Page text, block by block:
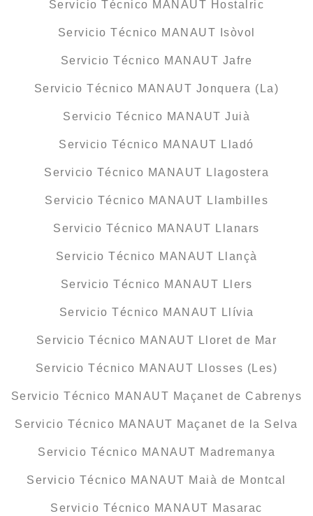
Servicio Técnico MANAUT Hostalric
Servicio Técnico MANAUT Isòvol
Servicio Técnico MANAUT Jafre
Servicio Técnico MANAUT Jonquera (La)
Servicio Técnico MANAUT Juià
Servicio Técnico MANAUT Lladó
Servicio Técnico MANAUT Llagostera
Servicio Técnico MANAUT Llambilles
Servicio Técnico MANAUT Llanars
Servicio Técnico MANAUT Llançà
Servicio Técnico MANAUT Llers
Servicio Técnico MANAUT Llívia
Servicio Técnico MANAUT Lloret de Mar
Servicio Técnico MANAUT Llosses (Les)
Servicio Técnico MANAUT Maçanet de Cabrenys
Servicio Técnico MANAUT Maçanet de la Selva
Servicio Técnico MANAUT Madremanya
Servicio Técnico MANAUT Maià de Montcal
Servicio Técnico MANAUT Masarac